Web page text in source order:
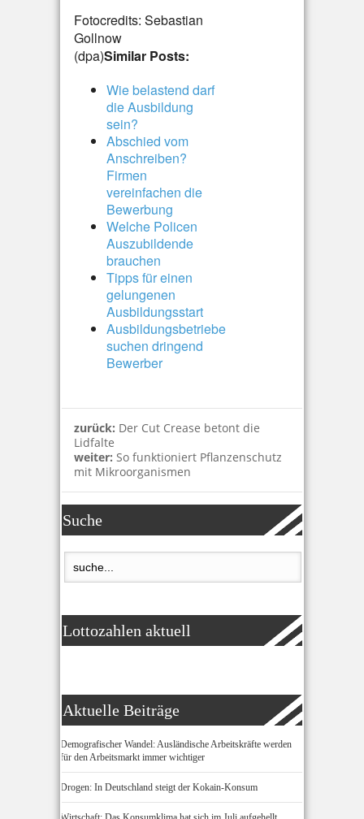
Fotocredits: Sebastian
Gollnow
(dpa)Similar Posts:
Wie belastend darf
die Ausbildung
sein?
Abschied vom
Anschreiben?
Firmen
vereinfachen die
Bewerbung
Welche Policen
Auszubildende
brauchen
Tipps für einen
gelungenen
Ausbildungsstart
Ausbildungsbetriebe
suchen dringend
Bewerber
zurück: Der Cut Crease betont die
Lidfalte
weiter: So funktioniert Pflanzenschutz
mit Mikroorganismen
Suche
Lottozahlen aktuell
Aktuelle Beiträge
Demografischer Wandel: Ausländische Arbeitskräfte werden
für den Arbeitsmarkt immer wichtiger
Drogen: In Deutschland steigt der Kokain-Konsum